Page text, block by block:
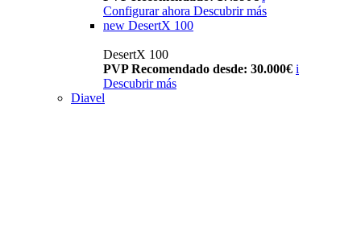
Configurar ahora Descubrir más
new DesertX 100
DesertX 100
PVP Recomendado desde: 30.000€ i
Descubrir más
Diavel